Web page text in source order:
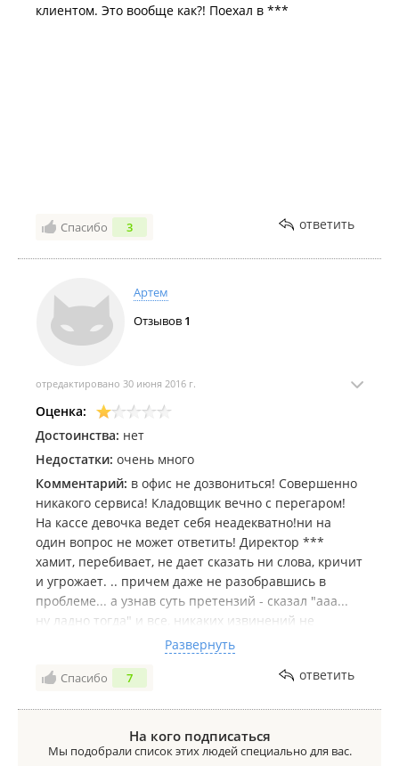
клиентом. Это вообще как?! Поехал в ***
Спасибо 3 ответить
Артем
Отзывов 1
отредактировано 30 июня 2016 г.
Оценка:
Достоинства: нет
Недостатки: очень много
Комментарий: в офис не дозвониться! Совершенно
никакого сервиса! Кладовщик вечно с перегаром!
На кассе девочка ведет себя неадекватно!ни на
один вопрос не может ответить! Директор ***
хамит, перебивает, не дает сказать ни слова, кричит
и угрожает. .. причем даже не разобравшись в
проблеме... а узнав суть претензий - сказал "ааа...
ну ладно тогда" и все, никаких извинений не
последовало! В торговом зале полный бардак, все в
пыли. Менеджер путается в брендах и
номенклатуре товара! Ужасный документооборот!
Развернуть
Спасибо 7 ответить
На кого подписаться
Мы подобрали список этих людей специально для вас.